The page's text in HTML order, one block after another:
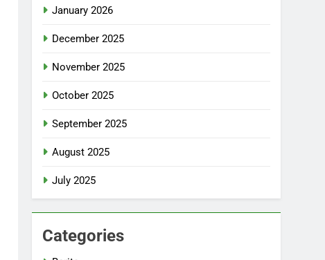
January 2026
December 2025
November 2025
October 2025
September 2025
August 2025
July 2025
Categories